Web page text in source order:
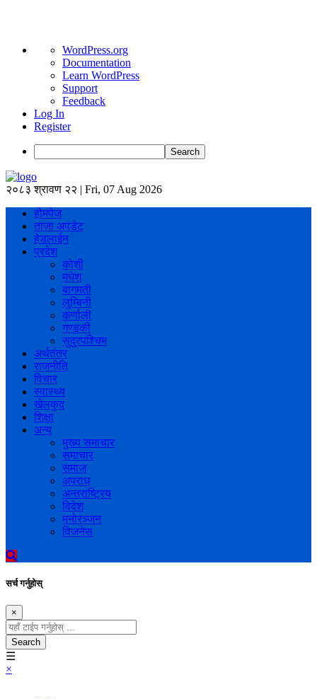
About
WordPress
WordPress.org
Documentation
Learn WordPress
Support
Feedback
Log In
Register
Search
२०८३ श्रावण २२ | Fri, 07 Aug 2026
होमपेज
ताजा अपडेट
हेडलाईन
प्रदेश
कोशी
मधेश
बागमती
लुम्बिनी
कर्णाली
गण्डकी
सुदुरपश्चिम
अर्थतंत्र
राजनीति
विचार
स्वास्थ्य
खेलकुद
शिक्षा
अन्य
मुख्य समाचार
समाचार
समाज
अपराध
अन्तराष्ट्रिय
विदेश
मनोरञ्जन
विजनेस
सर्च गर्नुहोस्
×
Search
☰
×